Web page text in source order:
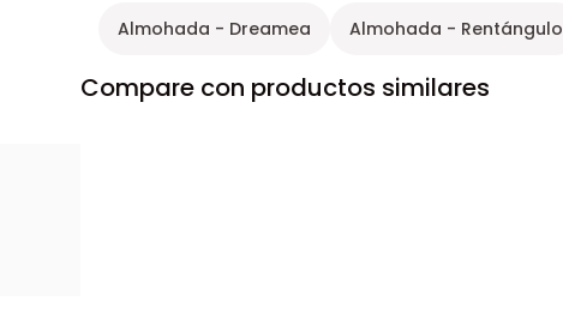
Almohada - Dreamea Almohada - Rentángulo
Compare con productos similares